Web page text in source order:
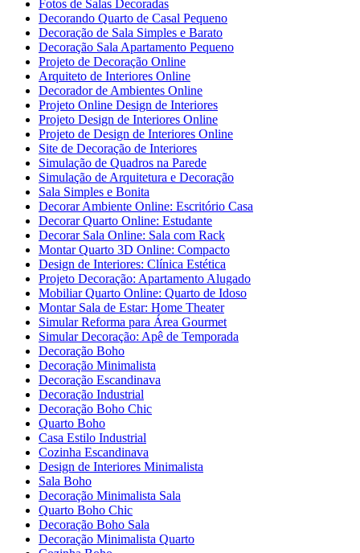
Fotos de Salas Decoradas
Decorando Quarto de Casal Pequeno
Decoração de Sala Simples e Barato
Decoração Sala Apartamento Pequeno
Projeto de Decoração Online
Arquiteto de Interiores Online
Decorador de Ambientes Online
Projeto Online Design de Interiores
Projeto Design de Interiores Online
Projeto de Design de Interiores Online
Site de Decoração de Interiores
Simulação de Quadros na Parede
Simulação de Arquitetura e Decoração
Sala Simples e Bonita
Decorar Ambiente Online: Escritório Casa
Decorar Quarto Online: Estudante
Decorar Sala Online: Sala com Rack
Montar Quarto 3D Online: Compacto
Design de Interiores: Clínica Estética
Projeto Decoração: Apartamento Alugado
Mobiliar Quarto Online: Quarto de Idoso
Montar Sala de Estar: Home Theater
Simular Reforma para Área Gourmet
Simular Decoração: Apê de Temporada
Decoração Boho
Decoração Minimalista
Decoração Escandinava
Decoração Industrial
Decoração Boho Chic
Quarto Boho
Casa Estilo Industrial
Cozinha Escandinava
Design de Interiores Minimalista
Sala Boho
Decoração Minimalista Sala
Quarto Boho Chic
Decoração Boho Sala
Decoração Minimalista Quarto